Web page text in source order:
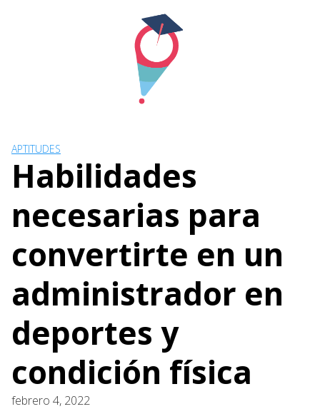
APTITUDES
Habilidades
necesarias para
convertirte en un
administrador en
deportes y
condición física
febrero 4, 2022